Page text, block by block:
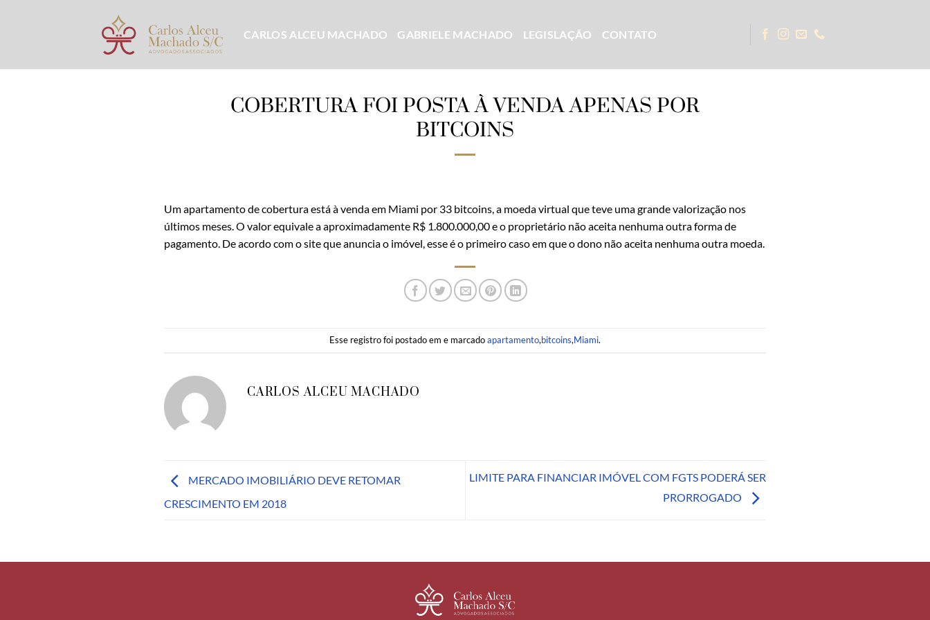
CARLOS ALCEU MACHADO GABRIELE MACHADO LEGISLAÇÃO CONTATO
COBERTURA FOI POSTA À VENDA APENAS POR
BITCOINS
Um apartamento de cobertura está à venda em Miami por 33 bitcoins, a moeda virtual que teve uma grande valorização nos
últimos meses. O valor equivale a aproximadamente R$ 1.800.000,00 e o proprietário não aceita nenhuma outra forma de
pagamento. De acordo com o site que anuncia o imóvel, esse é o primeiro caso em que o dono não aceita nenhuma outra moeda.
Esse registro foi postado em e marcadoapartamento,bitcoins,Miami.
CARLOS ALCEU MACHADO
MERCADO IMOBILIÁRIO DEVE RETOMAR
CRESCIMENTO EM 2018
LIMITE PARA FINANCIAR IMÓVEL COM FGTS PODERÁ SER
PRORROGADO